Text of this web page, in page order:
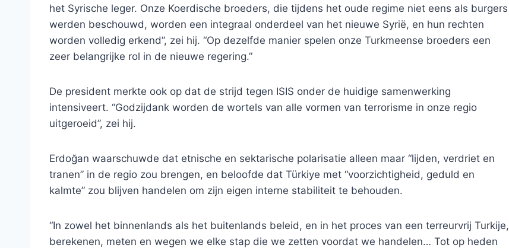
het Syrische leger. Onze Koerdische broeders, die tijdens het oude regime niet eens als burgers
werden beschouwd, worden een integraal onderdeel van het nieuwe Syrië, en hun rechten
worden volledig erkend”, zei hij. “Op dezelfde manier spelen onze Turkmeense broeders een
zeer belangrijke rol in de nieuwe regering.”
De president merkte ook op dat de strijd tegen ISIS onder de huidige samenwerking
intensiveert. “Godzijdank worden de wortels van alle vormen van terrorisme in onze regio
uitgeroeid”, zei hij.
Erdoğan waarschuwde dat etnische en sektarische polarisatie alleen maar “lijden, verdriet en
tranen” in de regio zou brengen, en beloofde dat Türkiye met “voorzichtigheid, geduld en
kalmte” zou blijven handelen om zijn eigen interne stabiliteit te behouden.
“In zowel het binnenlands als het buitenlands beleid, en in het proces van een terreurvrij Turkije,
berekenen, meten en wegen we elke stap die we zetten voordat we handelen… Tot op heden